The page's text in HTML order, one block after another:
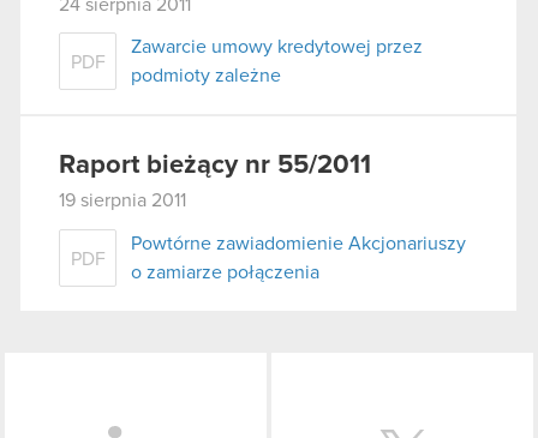
24 sierpnia 2011
PDF
Zawarcie umowy kredytowej przez
podmioty zależne
Raport bieżący nr 55/2011
19 sierpnia 2011
PDF
Powtórne zawiadomienie Akcjonariuszy
o zamiarze połączenia